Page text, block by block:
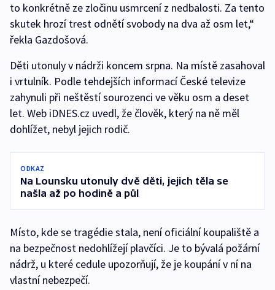
to konkrétně ze zločinu usmrcení z nedbalosti. Za tento
skutek hrozí trest odnětí svobody na dva až osm let,“
řekla Gazdošová.
Děti utonuly v nádrži koncem srpna. Na místě zasahoval
i vrtulník. Podle tehdejších informací České televize
zahynuli při neštěstí sourozenci ve věku osm a deset
let. Web iDNES.cz uvedl, že člověk, který na ně měl
dohlížet, nebyl jejich rodič.
ODKAZ
Na Lounsku utonuly dvě děti, jejich těla se
našla až po hodině a půl
Místo, kde se tragédie stala, není oficiální koupaliště a
na bezpečnost nedohlížejí plavčíci. Je to bývalá požární
nádrž, u které cedule upozorňují, že je koupání v ní na
vlastní nebezpečí.